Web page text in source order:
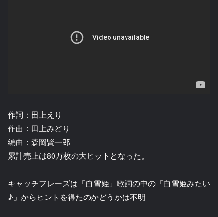
作詞：田上えり
作曲：田上みどり
編曲：森岡賢一郎
累計売上は80万枚の大ヒットとなった。
キャッチフレーズは「白雪姫」歌詞の中の「白雪姫みたい
♪」からヒントを得たのかどうかは不明